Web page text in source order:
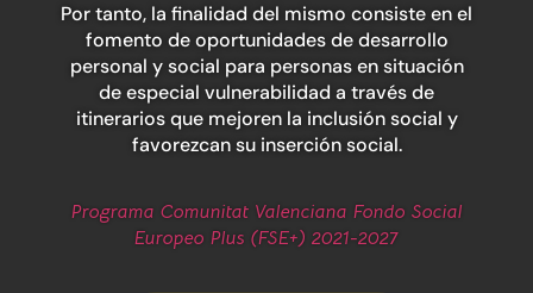
Por tanto, la finalidad del mismo consiste en el
fomento de oportunidades de desarrollo
personal y social para personas en situación
de especial vulnerabilidad a través de
itinerarios que mejoren la inclusión social y
favorezcan su inserción social.
Programa Comunitat Valenciana Fondo Social
Europeo Plus (FSE+) 2021-2027